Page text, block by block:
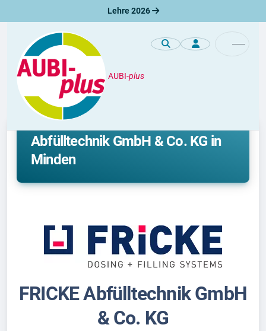
Lehre 2026
AUBI-plus
Premiumprofile
Ausbildung bei der FRICKE
Abfülltechnik GmbH & Co. KG in
Minden
FRICKE Abfülltechnik GmbH
& Co. KG